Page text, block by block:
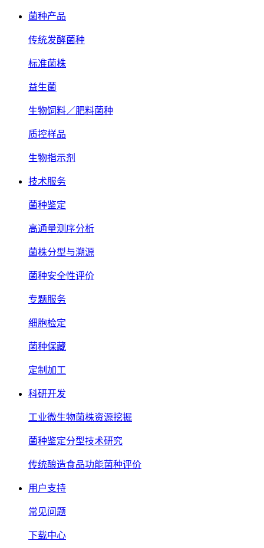
菌种产品
传统发酵菌种
标准菌株
益生菌
生物饲料／肥料菌种
质控样品
生物指示剂
技术服务
菌种鉴定
高通量测序分析
菌株分型与溯源
菌种安全性评价
专题服务
细胞检定
菌种保藏
定制加工
科研开发
工业微生物菌株资源挖掘
菌种鉴定分型技术研究
传统酿造食品功能菌种评价
用户支持
常见问题
下载中心